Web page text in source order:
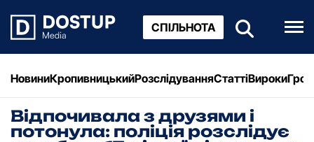
СПІЛЬНОТА
НовиниКропивницькийРозслідуванняСтаттіВироки
Відпочивала з друзями і
потонула: поліція розслідує